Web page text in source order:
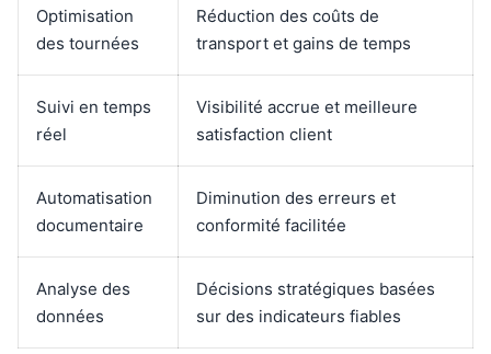
Optimisation
des tournées
Réduction des coûts de
transport et gains de temps
Suivi en temps
réel
Visibilité accrue et meilleure
satisfaction client
Automatisation
documentaire
Diminution des erreurs et
conformité facilitée
Analyse des
données
Décisions stratégiques basées
sur des indicateurs fiables